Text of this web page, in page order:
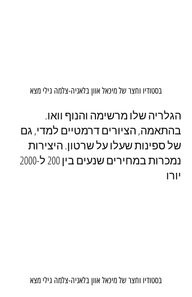
בסטודיו וחצר של מיכאל אוון בלאניה-צלמה גילי מצא
הגלריה שלו מרשימה והנוף וואו.
בהתאמה, הציורים דרמטיים למדי, גם
של ספינות שעלו על שרטון. היצירות
יורו
בסטודיו וחצר של מיכאל אוון בלאניה-צלמה גילי מצא